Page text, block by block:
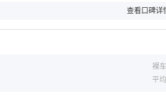
查看口碑详
裸
平